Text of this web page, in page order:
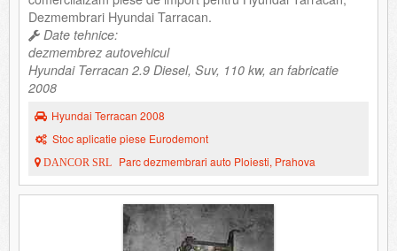
Dezmembrari Hyundai Tarracan.
Date tehnice:
dezmembrez autovehicul
Hyundai Terracan 2.9 Diesel, Suv, 110 kw, an fabricatie
2008
Hyundai Terracan 2008
Stoc aplicatie piese Eurodemont
DANCOR SRL Parc dezmembrari auto Ploiesti, Prahova